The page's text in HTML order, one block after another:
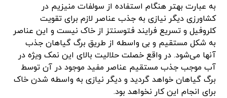
به عبارت بهتر هنگام استفاده از سولفات منیزیم در
کشاورزی دیگر نیازی به جذب عناصر لازم برای تقویت
کلروفیل و تسریع فرایند فتوسنتز از خاک نیست و این عناصر
به شکل مستقیم و بی واسطه از طریق برگ گیاهان جذب
آنها می‌شود. در واقع خصلت حلالیت بالای این نمک ویژه در
آب موجب جذب مستقیم عناصر مفید موجود در آن توسط
برگ گیاهان خواهد گردید و دیگر نیازی به واسطه شدن خاک
برای انجام این کار نخواهد بود.